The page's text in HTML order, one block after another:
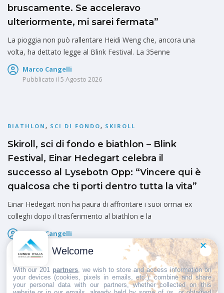
bruscamente. Se acceleravo
ulteriormente, mi sarei fermata”
La pioggia non può rallentare Heidi Weng che, ancora una
volta, ha dettato legge al Blink Festival. La 35enne
Marco Cangelli
Pubblicato il 5 Agosto 2026
BIATHLON , SCI DI FONDO, SKIROLL
Skiroll, sci di fondo e biathlon – Blink
Festival, Einar Hedegart celebra il
successo al Lysebotn Opp: “Vincere qui è
qualcosa che ti porti dentro tutta la vita”
Einar Hedegart non ha paura di affrontare i suoi ormai ex
colleghi dopo il trasferimento al biathlon e la
Marco Cangelli
Pubblicato il
Welcome
With our 201 partners , we wish to store and access information on
your devices (cookies, pixels in emails, etc.), combine and share
your personal data with our partners, whether collected on this